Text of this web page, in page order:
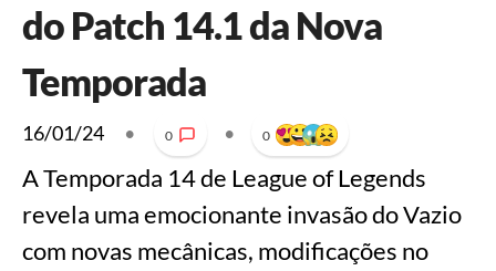
do Patch 14.1 da Nova
Temporada
16/01/24 • 0 • 0
A Temporada 14 de League of Legends
revela uma emocionante invasão do Vazio
com novas mecânicas, modificações no